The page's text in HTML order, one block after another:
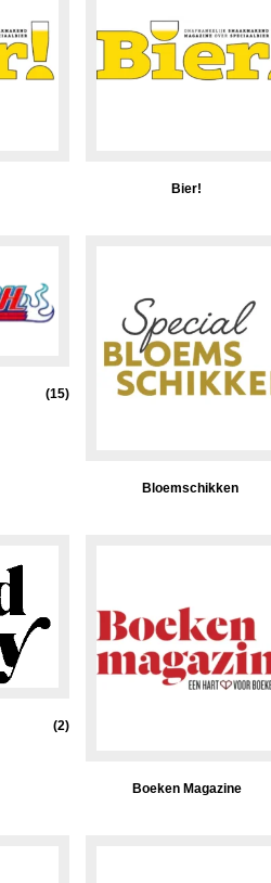
Bier!
(15)
Bloemschikken
(2)
Boeken Magazine